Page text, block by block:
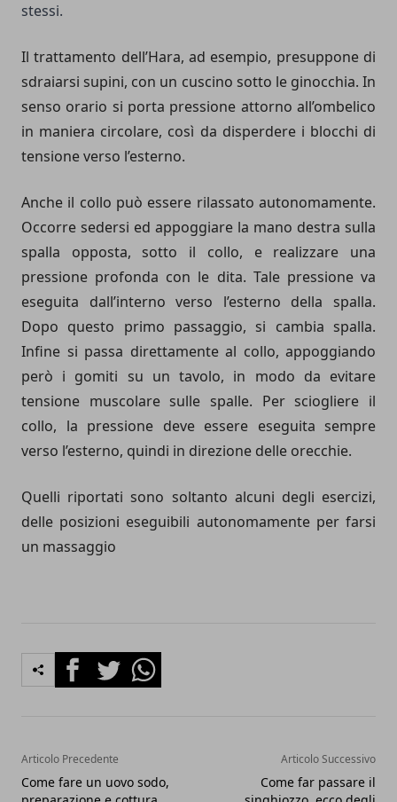
stessi.
Il trattamento dell’Hara, ad esempio, presuppone di
sdraiarsi supini, con un cuscino sotto le ginocchia. In
senso orario si porta pressione attorno all’ombelico
in maniera circolare, così da disperdere i blocchi di
tensione verso l’esterno.
Anche il collo può essere rilassato autonomamente.
Occorre sedersi ed appoggiare la mano destra sulla
spalla opposta, sotto il collo, e realizzare una
pressione profonda con le dita. Tale pressione va
eseguita dall’interno verso l’esterno della spalla.
Dopo questo primo passaggio, si cambia spalla.
Infine si passa direttamente al collo, appoggiando
però i gomiti su un tavolo, in modo da evitare
tensione muscolare sulle spalle. Per sciogliere il
collo, la pressione deve essere eseguita sempre
verso l’esterno, quindi in direzione delle orecchie.
Quelli riportati sono soltanto alcuni degli esercizi,
delle posizioni eseguibili autonomamente per farsi
un massaggio
FacebookTwitterWhatsapp
Articolo Precedente
Come fare un uovo sodo,
Articolo Successivo
Come far passare il